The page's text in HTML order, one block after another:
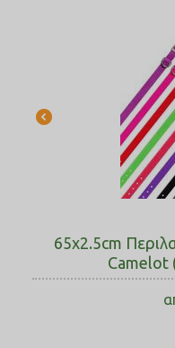
65x2.5cm
Camelot